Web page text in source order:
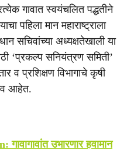
गावात स्वयंचलित पद्धतीने
पहिला मान महाराष्ट्राला
सचिवांच्या अध्यक्षतेखाली या
‘प्रकल्प सनियंत्रण समिती’
व प्रशिक्षण विभागाचे कृषी
आहेत.
उभारणार हवामान